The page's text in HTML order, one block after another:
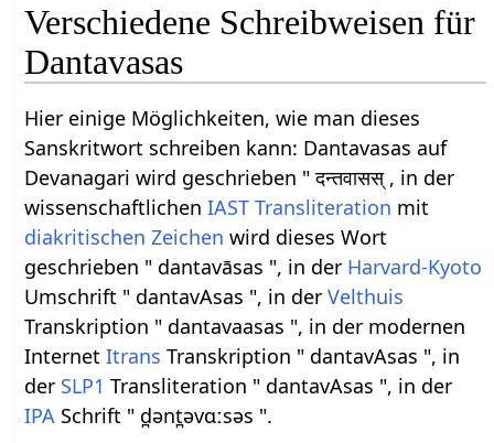
Verschiedene Schreibweisen für
Dantavasas
Hier einige Möglichkeiten, wie man dieses
Sanskritwort schreiben kann: Dantavasas auf
Devanagari wird geschrieben " दन्तवासस् , in der
wissenschaftlichenIAST Transliteration mit
diakritischen Zeichen wird dieses Wort
geschrieben " dantavāsas ", in der Harvard-Kyoto
Umschrift " dantavAsas ", in derVelthuis
Transkription " dantavaasas ", in der modernen
InternetItrans Transkription " dantavAsas ", in
der SLP1 Transliteration " dantavAsas ", in der
IPA Schrift " d̪ənt̪əvɑːsəs ".